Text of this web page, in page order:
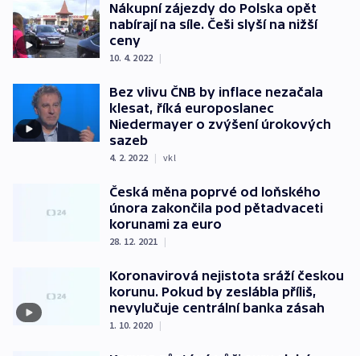
Nákupní zájezdy do Polska opět
nabírají na síle. Češi slyší na nižší
ceny
10. 4. 2022 |
Bez vlivu ČNB by inflace nezačala
klesat, říká europoslanec
Niedermayer o zvýšení úrokových
sazeb
4. 2. 2022 | vkl
Česká měna poprvé od loňského
února zakončila pod pětadvaceti
korunami za euro
28. 12. 2021 |
Koronavirová nejistota sráží českou
korunu. Pokud by zeslábla příliš,
nevylučuje centrální banka zásah
1. 10. 2020 |